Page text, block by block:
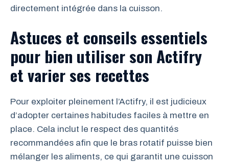
directement intégrée dans la cuisson.
Astuces et conseils essentiels
pour bien utiliser son Actifry
et varier ses recettes
Pour exploiter pleinement l’Actifry, il est judicieux
d’adopter certaines habitudes faciles à mettre en
place. Cela inclut le respect des quantités
recommandées afin que le bras rotatif puisse bien
mélanger les aliments, ce qui garantit une cuisson